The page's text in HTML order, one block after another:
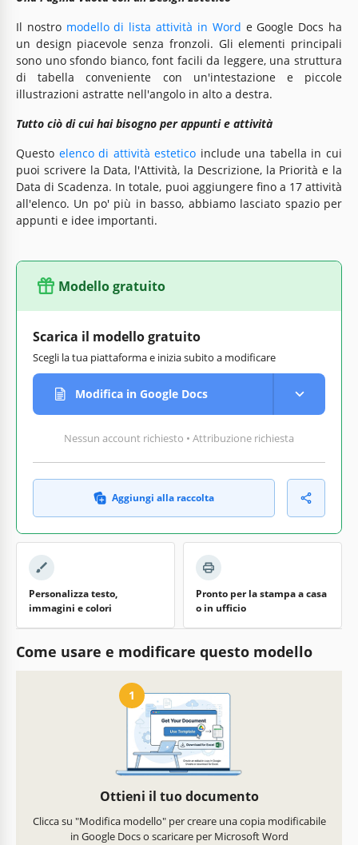
Il nostro modello di lista attività in Word e Google Docs ha
un design piacevole senza fronzoli. Gli elementi principali
sono uno sfondo bianco, font facili da leggere, una struttura
di tabella conveniente con un'intestazione e piccole
illustrazioni astratte nell'angolo in alto a destra.
Tutto ciò di cui hai bisogno per appunti e attività
Questo elenco di attività estetico include una tabella in cui
puoi scrivere la Data, l'Attività, la Descrizione, la Priorità e la
Data di Scadenza. In totale, puoi aggiungere fino a 17 attività
all'elenco. Un po' più in basso, abbiamo lasciato spazio per
appunti e idee importanti.
Modello gratuito
Scarica il modello gratuito
Scegli la tua piattaforma e inizia subito a modificare
Modifica in Google Docs
Nessun account richiesto • Attribuzione richiesta
Aggiungi alla raccolta
Personalizza testo,
immagini e colori
Pronto per la stampa a casa
o in ufficio
Come usare e modificare questo modello
1
Ottieni il tuo documento
Clicca su "Modifica modello" per creare una copia modificabile
in Google Docs o scaricare per Microsoft Word